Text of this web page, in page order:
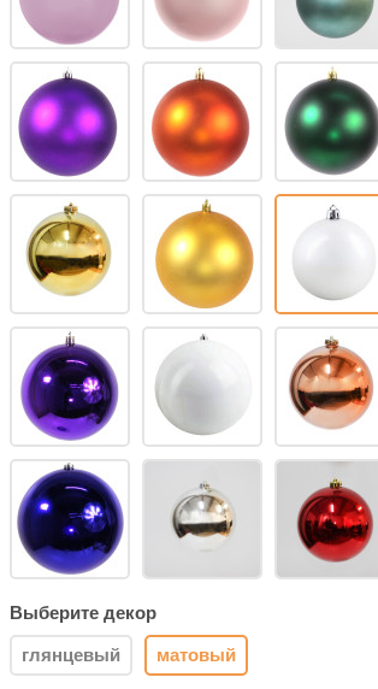
Выберите декор
глянцевый матовый